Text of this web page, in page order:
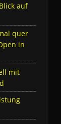
auf
quer
in
mit